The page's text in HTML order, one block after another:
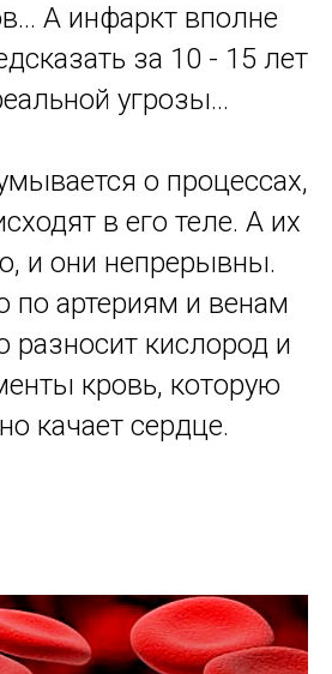
А инфаркт вполне
за 10 - 15 лет
угрозы…
о процессах,
в его теле. А их
и они непрерывны.
по артериям и венам
разносит кислород и
кровь, которую
качает сердце.